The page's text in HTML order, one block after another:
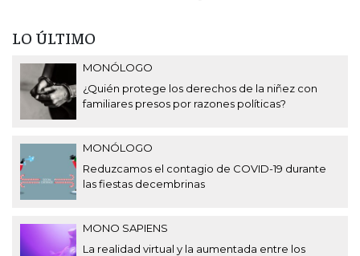
LO ÚLTIMO
MONÓLOGO
¿Quién protege los derechos de la niñez con
familiares presos por razones políticas?
MONÓLOGO
Reduzcamos el contagio de COVID-19 durante
las fiestas decembrinas
MONO SAPIENS
La realidad virtual y la aumentada entre los